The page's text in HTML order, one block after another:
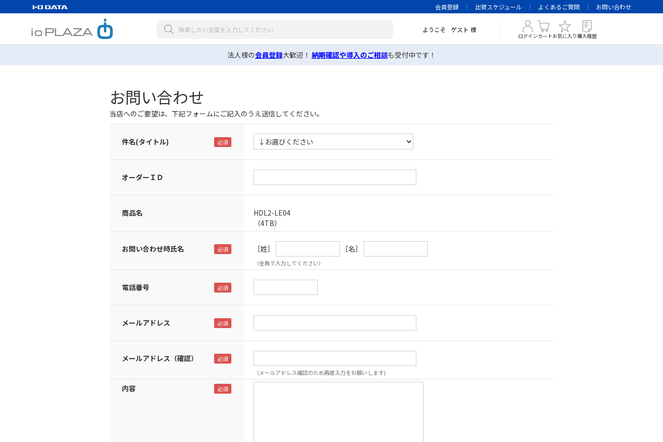
会員登録 出荷スケジュール よくあるご質問 お問い合わせ
ようこそ ゲスト 様
ログインカートお気に入り 購入履歴
法人様の会員登録大歓迎！ 納期確認や導入のご相談も受付中です！
お問い合わせ
当店へのご要望は、下記フォームにご記入のうえ送信してください。
件名(タイトル)
オーダーＩＤ
商品名
HDL2-LE04
（4TB）
お問い合わせ時氏名 ［姓］ ［名］
（全角で入力してください）
電話番号
メールアドレス
メールアドレス（確認）
（メールアドレス確認のため再度入力をお願いします)
内容